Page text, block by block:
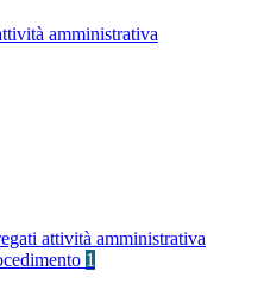
amministrativa
attività amministrativa
1